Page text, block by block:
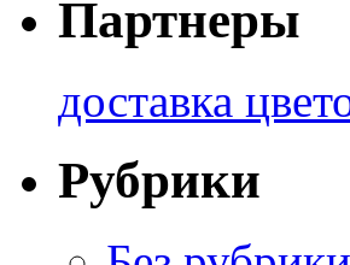
Партнеры
доставка
Рубрики